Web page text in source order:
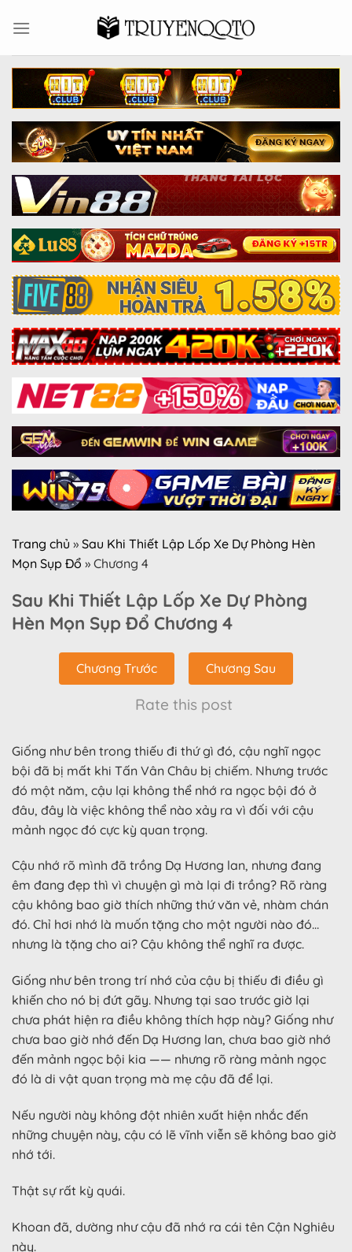
Trang chủ » Sau Khi Thiết Lập Lốp Xe Dự Phòng Hèn
Mọn Sụp Đổ » Chương 4
Sau Khi Thiết Lập Lốp Xe Dự Phòng
Hèn Mọn Sụp Đổ Chương 4
Chương Trước Chương Sau
Rate this post
Giống như bên trong thiếu đi thứ gì đó, cậu nghĩ ngọc
bội đã bị mất khi Tấn Vân Châu bị chiếm. Nhưng trước
đó một năm, cậu lại không thể nhớ ra ngọc bội đó ở
đâu, đây là việc không thể nào xảy ra vì đối với cậu
mảnh ngọc đó cực kỳ quan trọng.
Cậu nhớ rõ mình đã trồng Dạ Hương lan, nhưng đang
êm đang đẹp thì vì chuyện gì mà lại đi trồng? Rõ ràng
cậu không bao giờ thích những thứ văn vẻ, nhàm chán
đó. Chỉ hơi nhớ là muốn tặng cho một người nào đó…
nhưng là tặng cho ai? Cậu không thể nghĩ ra được.
Giống như bên trong trí nhớ của cậu bị thiếu đi điều gì
khiến cho nó bị đứt gãy. Nhưng tại sao trước giờ lại
chưa phát hiện ra điều không thích hợp này? Giống như
chưa bao giờ nhớ đến Dạ Hương lan, chưa bao giờ nhớ
đến mảnh ngọc bội kia —— nhưng rõ ràng mảnh ngọc
đó là di vật quan trọng mà mẹ cậu đã để lại.
Nếu người này không đột nhiên xuất hiện nhắc đến
những chuyện này, cậu có lẽ vĩnh viễn sẽ không bao giờ
nhớ tới.
Thật sự rất kỳ quái.
Khoan đã, dường như cậu đã nhớ ra cái tên Cận Nghiêu
này.